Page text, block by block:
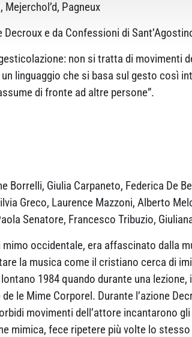
Pagneux
e da Confessioni di
non si tratta di movimenti
linguaggio che si basa sul gesto così
di fronte ad altre persone”.
Borrelli, Giulia Carpaneto, Federica De
Greco, Laurence Mazzoni, Alberto
Senatore, Francesco Tribuzio,
occidentale, era affascinato dalla
la musica come il cristiano cerca di
1984 quando durante una
le Mime Corporel. Durante l’azione
movimenti dell’attore incantarono
mimica, fece ripetere più volte lo